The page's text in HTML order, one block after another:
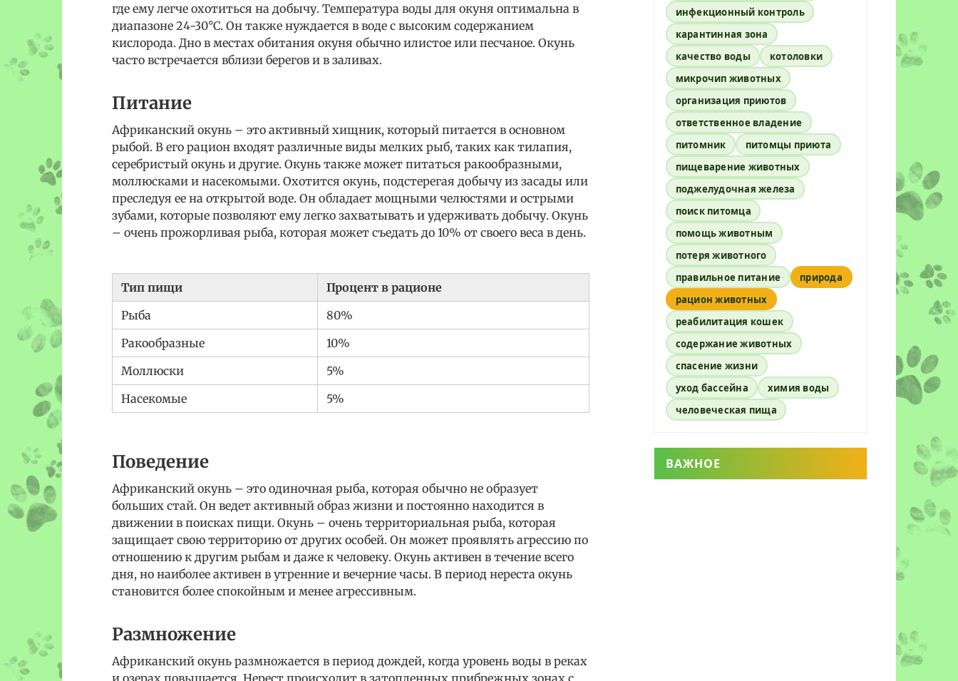
где ему легче охотиться на добычу. Температура воды для окуня оптимальна в
диапазоне 24-30°C. Он также нуждается в воде с высоким содержанием
кислорода. Дно в местах обитания окуня обычно илистое или песчаное. Окунь
часто встречается вблизи берегов и в заливах.
Питание
Африканский окунь – это активный хищник, который питается в основном
рыбой. В его рацион входят различные виды мелких рыб, таких как тилапия,
серебристый окунь и другие. Окунь также может питаться ракообразными,
моллюсками и насекомыми. Охотится окунь, подстерегая добычу из засады или
преследуя ее на открытой воде. Он обладает мощными челюстями и острыми
зубами, которые позволяют ему легко захватывать и удерживать добычу. Окунь
– очень прожорливая рыба, которая может съедать до 10% от своего веса в день.
Тип пищи
Процент в рационе
Рыба
80%
Ракообразные
10%
Моллюски
5%
Насекомые
5%
Поведение
Африканский окунь – это одиночная рыба, которая обычно не образует
больших стай. Он ведет активный образ жизни и постоянно находится в
движении в поисках пищи. Окунь – очень территориальная рыба, которая
защищает свою территорию от других особей. Он может проявлять агрессию по
отношению к другим рыбам и даже к человеку. Окунь активен в течение всего
дня, но наиболее активен в утренние и вечерние часы. В период нереста окунь
становится более спокойным и менее агрессивным.
Размножение
Африканский окунь размножается в период дождей, когда уровень воды в реках
и озерах повышается. Нерест происходит в затопленных прибрежных зонах с
инфекционный контроль
карантинная зона
качество воды
котоловки
микрочип животных
организация приютов
ответственное владение
питомник
питомцы приюта
пищеварение животных
поджелудочная железа
поиск питомца
помощь животным
потеря животного
правильное питание
природа
рацион животных
реабилитация кошек
содержание животных
спасение жизни
уход бассейна
химия воды
человеческая пища
ВАЖНОЕ